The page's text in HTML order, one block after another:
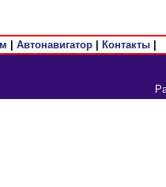
Автонавигатор| Контакты|